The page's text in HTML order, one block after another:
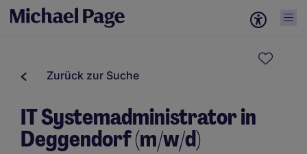
Zurück zur Suche
IT Systemadministrator in
Deggendorf (m/w/d)